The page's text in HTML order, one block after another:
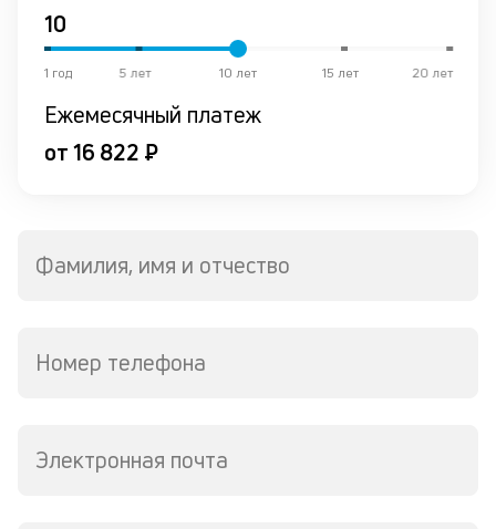
20 лет
15 лет
10 лет
5 лет
1 год
Ежемесячный платеж
от 16 822 ₽
Фамилия, имя и отчество
Номер телефона
Электронная почта